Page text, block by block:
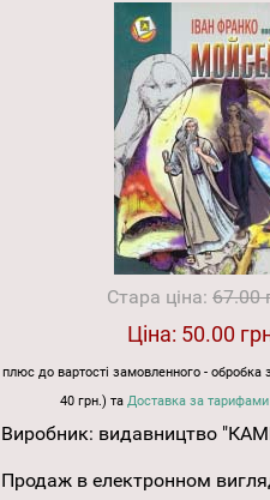
Стара ціна: 67.00
Ціна: 50.00
плюс до вартості замовленного - обробка
40 грн.) та Доставка за тарифами
Виробник: видавництво
Продаж в електронном